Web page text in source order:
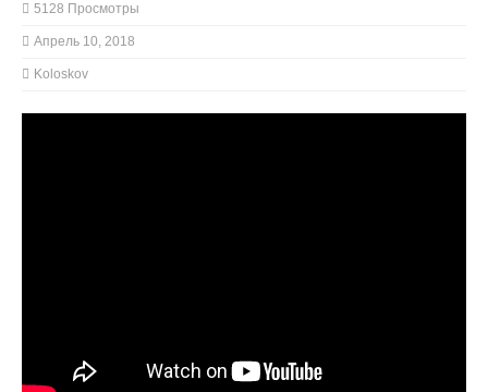
5128 Просмотры
Апрель 10, 2018
Koloskov